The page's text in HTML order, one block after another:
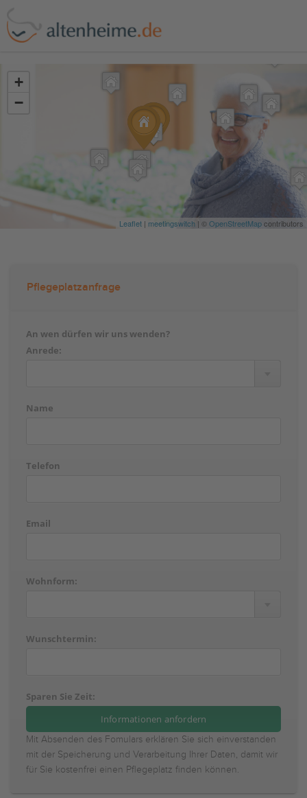
+
−
Leaflet | meetingswitch | ©OpenStreetMapcontributors
Pflegeplatzanfrage
An wen dürfen wir uns wenden?
Anrede:
Name
Telefon
Email
Wohnform:
Wunschtermin:
Sparen Sie Zeit:
Mit Absenden des Fomulars erklären Sie sich einverstanden
mit der Speicherung und Verarbeitung Ihrer Daten, damit wir
für Sie kostenfrei einen Pflegeplatz finden können.